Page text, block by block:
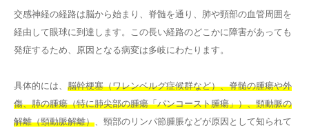
交感神経の経路は脳から始まり、脊髄を通り、肺や頸部の血管周囲を
経由して眼球に到達します。この長い経路のどこかに障害があっても
発症するため、原因となる病変は多岐にわたります。
具体的には、 脳幹梗塞（ワレンベルグ症候群など）、脊髄の腫瘍や外
傷、肺の腫瘍（特に肺尖部の腫瘍「パンコースト腫瘍」）、頸動脈の
解離（頸動脈解離）、頸部のリンパ節腫脹などが原因として知られて